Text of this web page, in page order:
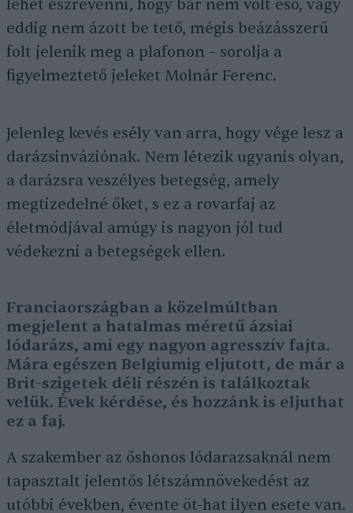
lehet észrevenni, hogy bár nem volt eső, vagy
eddig nem ázott be tető, mégis beázásszerű
folt jelenik meg a plafonon – sorolja a
figyelmeztető jeleket Molnár Ferenc.
Jelenleg kevés esély van arra, hogy vége lesz a
darázsinváziónak. Nem létezik ugyanis olyan,
a darázsra veszélyes betegség, amely
megtizedelné őket, s ez a rovarfaj az
életmódjával amúgy is nagyon jól tud
védekezni a betegségek ellen.
Franciaországban a közelmúltban
megjelent a hatalmas méretű ázsiai
lódarázs, ami egy nagyon agresszív fajta.
Mára egészen Belgiumig eljutott, de már a
Brit-szigetek déli részén is találkoztak
velük. Évek kérdése, és hozzánk is eljuthat
ez a faj.
A szakember az őshonos lódarazsaknál nem
tapasztalt jelentős létszámnövekedést az
utóbbi években, évente öt-hat ilyen esete van.